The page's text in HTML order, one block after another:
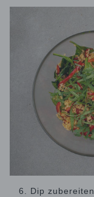
6. Dip zubereiten